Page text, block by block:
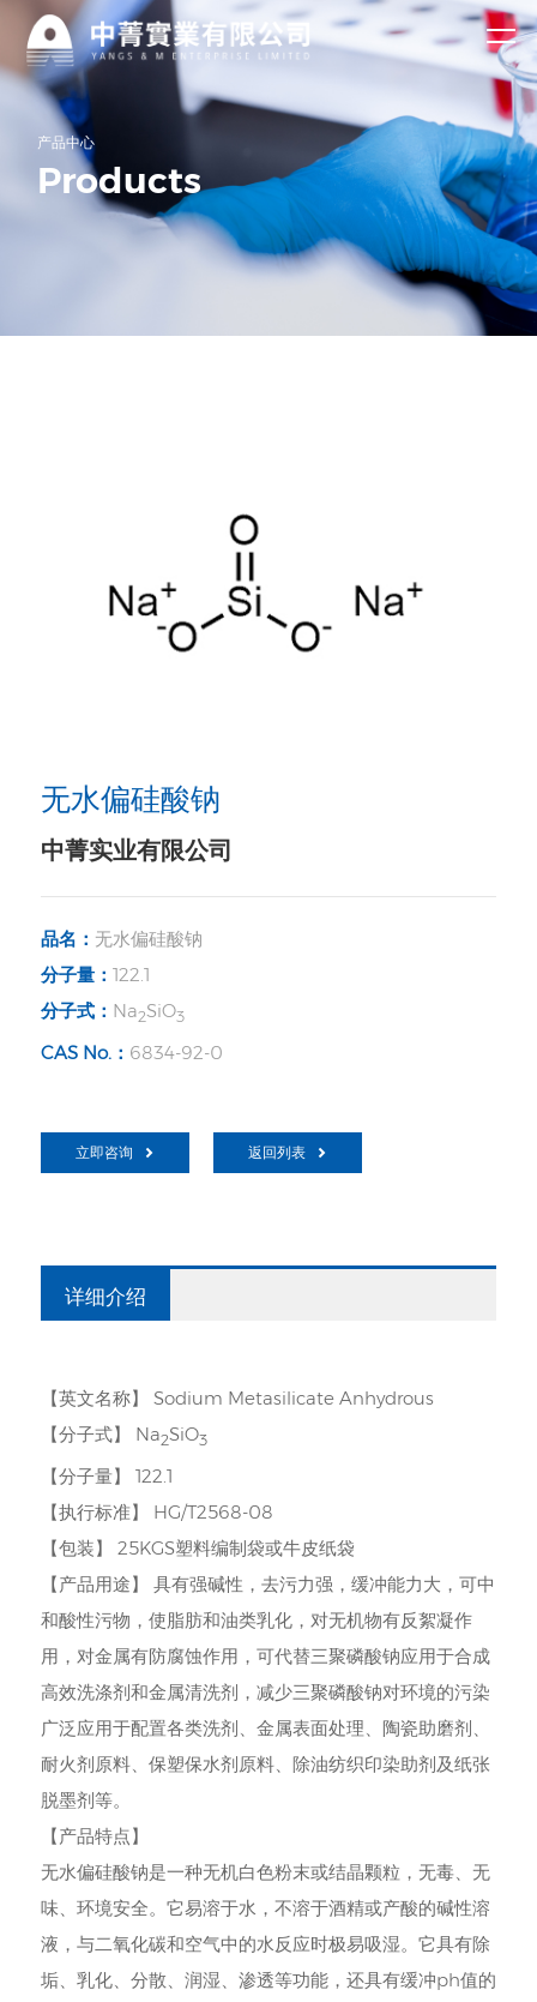
关于
我们
公司主营产品过
碳酸钠、氟化
钠、DMPA、特
殊洗涤等多种化
工产品，凭借过
公司简介
资质荣誉
资讯
中心
第一时间了解中
菁实业有限公司
最新资讯！
企业新闻
行业资讯
产品
钠、DMPA、特
无水偏硅酸钠
五水偏硅酸钠
葡萄糖酸钠
萘磺酸钠（萘
系高效减水
剂）
二羟甲基丙酸
酰氯
过硼酸钠
氯
过碳酸钠
产品中心
Products
无水偏硅酸钠
中菁实业有限公司
品名： 无水偏硅酸钠
分子量： 122.1
分子式： Na2SiO3
CAS No.： 6834-92-0
立即咨询 返回列表
详细介绍
【英文名称】 Sodium Metasilicate Anhydrous
【分子式】 Na2SiO3
【分子量】 122.1
【执行标准】 HG/T2568-08
【包装】 25KGS塑料编制袋或牛皮纸袋
【产品用途】 具有强碱性，去污力强，缓冲能力大，可中
和酸性污物，使脂肪和油类乳化，对无机物有反絮凝作
用，对金属有防腐蚀作用，可代替三聚磷酸钠应用于合成
高效洗涤剂和金属清洗剂，减少三聚磷酸钠对环境的污染
广泛应用于配置各类洗剂、金属表面处理、陶瓷助磨剂、
耐火剂原料、保塑保水剂原料、除油纺织印染助剂及纸张
脱墨剂等。
【产品特点】
无水偏硅酸钠是一种无机白色粉末或结晶颗粒，无毒、无
味、环境安全。它易溶于水，不溶于酒精或产酸的碱性溶
液，与二氧化碳和空气中的水反应时极易吸湿。它具有除
垢、乳化、分散、润湿、渗透等功能，还具有缓冲ph值的